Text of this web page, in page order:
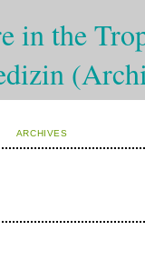
the
ARCHIVES